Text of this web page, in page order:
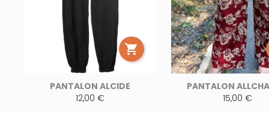

PANTALON ALCIDE
12,00 €
PANTALON
15,00 €